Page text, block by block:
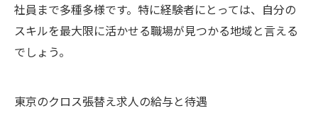
社員まで多種多様です。特に経験者にとっては、自分の
スキルを最大限に活かせる職場が見つかる地域と言える
でしょう。
東京のクロス張替え求人の給与と待遇